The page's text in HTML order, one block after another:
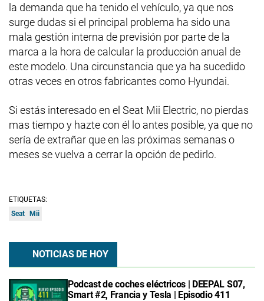
la demanda que ha tenido el vehículo, ya que nos
surge dudas si el principal problema ha sido una
mala gestión interna de previsión por parte de la
marca a la hora de calcular la producción anual de
este modelo. Una circunstancia que ya ha sucedido
otras veces en otros fabricantes como Hyundai.
Si estás interesado en el Seat Mii Electric, no pierdas
mas tiempo y hazte con él lo antes posible, ya que no
sería de extrañar que en las próximas semanas o
meses se vuelva a cerrar la opción de pedirlo.
ETIQUETAS:
Seat Mii
NOTICIAS DE HOY
Podcast de coches eléctricos | DEEPAL S07,
Smart #2, Francia y Tesla | Episodio 411